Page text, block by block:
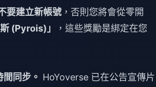
要建立新帳號 ，否則您將會從零開
(Pyrois)」
，這些獎勵是綁定在您
同步。 HoYoverse 已在公告宣傳片